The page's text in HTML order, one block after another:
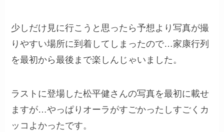
少しだけ見に行こうと思ったら予想より写真が撮
りやすい場所に到着してしまったので…家康行列
を最初から最後まで楽しんじゃいました。
ラストに登場した松平健さんの写真を最初に載せ
ますが…やっぱりオーラがすごかったしすごくカ
ッコよかったです。